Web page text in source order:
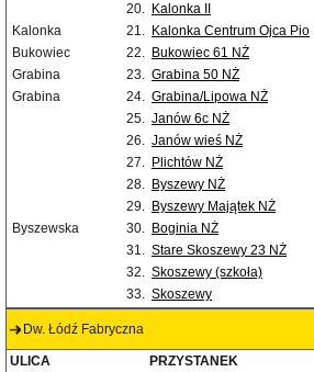
20. Kalonka II
Kalonka
21. Kalonka Centrum Ojca Pio
Bukowiec
22. Bukowiec 61 NŻ
Grabina
23. Grabina 50 NŻ
Grabina
24. Grabina/Lipowa NŻ
25. Janów 6c NŻ
26. Janów wieś NŻ
27. Plichtów NŻ
28. Byszewy NŻ
29. Byszewy Majątek NŻ
Byszewska
30. Boginia NŻ
31. Stare Skoszewy 23 NŻ
32. Skoszewy (szkoła)
33. Skoszewy
Dw. Łódź Fabryczna
ULICA PRZYSTANEK